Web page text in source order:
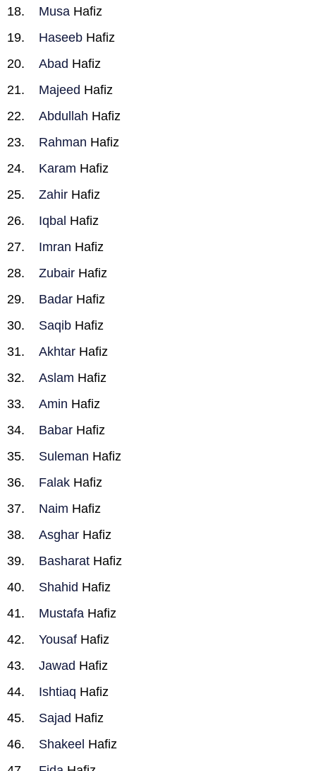
Musa Hafiz
Haseeb Hafiz
Abad Hafiz
Majeed Hafiz
Abdullah Hafiz
Rahman Hafiz
Karam Hafiz
Zahir Hafiz
Iqbal Hafiz
Imran Hafiz
Zubair Hafiz
Badar Hafiz
Saqib Hafiz
Akhtar Hafiz
Aslam Hafiz
Amin Hafiz
Babar Hafiz
Suleman Hafiz
Falak Hafiz
Naim Hafiz
Asghar Hafiz
Basharat Hafiz
Shahid Hafiz
Mustafa Hafiz
Yousaf Hafiz
Jawad Hafiz
Ishtiaq Hafiz
Sajad Hafiz
Shakeel Hafiz